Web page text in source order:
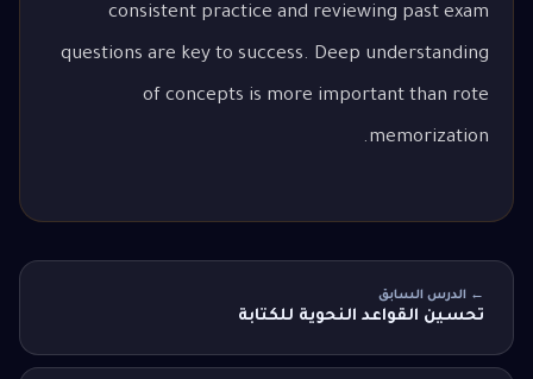
consistent practice and reviewing past exam
questions are key to success. Deep understanding
of concepts is more important than rote
memorization.
← الدرس السابق
تحسين القواعد النحوية للكتابة